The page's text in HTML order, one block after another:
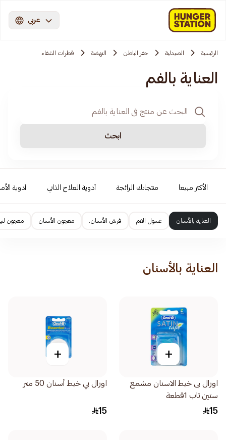
عربي
الرئيسية الصيدلية حفر الباطن النهضة قطرات الشفاء
العناية بالفم
ابحث
الأكثر مبيعا منتجاتك الرائجة أدوية العلاج الذاتي أدوية
العناية بالأسنان غسول الفم فرش الأسنان. معجون الأسنان معجون
العناية بالأسنان
+
اورال بى خيط الاسنان مشمع
ستين تاب 1قطعة
15
+
اورال بي خيط أسنان 50 متر
15